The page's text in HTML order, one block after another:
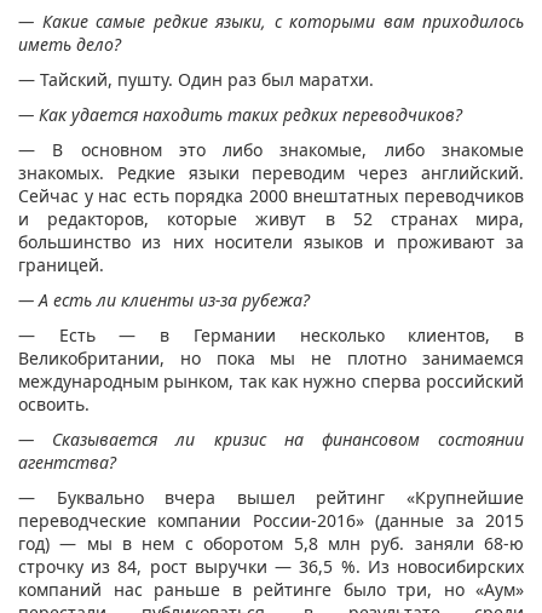
— Какие самые редкие языки, с которыми вам приходилось
иметь дело?
— Тайский, пушту. Один раз был маратхи.
— Как удается находить таких редких переводчиков?
— В основном это либо знакомые, либо знакомые
знакомых. Редкие языки переводим через английский.
Сейчас у нас есть порядка 2000 внештатных переводчиков
и редакторов, которые живут в 52 странах мира,
большинство из них носители языков и проживают за
границей.
— А есть ли клиенты из-за рубежа?
— Есть — в Германии несколько клиентов, в
Великобритании, но пока мы не плотно занимаемся
международным рынком, так как нужно сперва российский
освоить.
— Сказывается ли кризис на финансовом состоянии
агентства?
— Буквально вчера вышел рейтинг «Крупнейшие
переводческие компании России-2016» (данные за 2015
год) — мы в нем с оборотом 5,8 млн руб. заняли 68-ю
строчку из 84, рост выручки — 36,5 %. Из новосибирских
компаний нас раньше в рейтинге было три, но «Аум»